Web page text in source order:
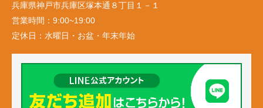
兵庫県神戸市兵庫区塚本通８丁目１－１
営業時間： 9:00~19:00
定休日： 水曜日・お盆・年末年始